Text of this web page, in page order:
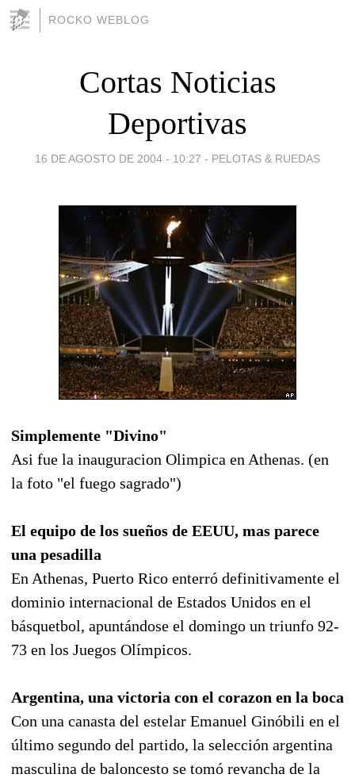
ROCKO WEBLOG
Cortas Noticias
Deportivas
16 DE AGOSTO DE 2004 - 10:27 - PELOTAS & RUEDAS
Simplemente "Divino"
Asi fue la inauguracion Olimpica en Athenas. (en
la foto "el fuego sagrado")
El equipo de los sueños de EEUU, mas parece
una pesadilla
En Athenas, Puerto Rico enterró definitivamente el
dominio internacional de Estados Unidos en el
básquetbol, apuntándose el domingo un triunfo 92-
73 en los Juegos Olímpicos.
Argentina, una victoria con el corazon en la boca
Con una canasta del estelar Emanuel Ginóbili en el
último segundo del partido, la selección argentina
masculina de baloncesto se tomó revancha de la